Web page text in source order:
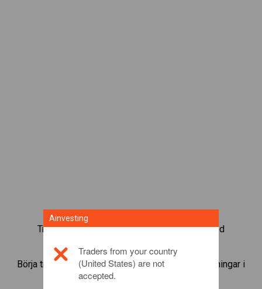
Trada mer än 1 000 internationella fonder med
Börja trada CFD:er i3i Group. Få kurser och utdelningar i
realtid som om du själv ägde fonden.
Ainvesting
Traders from your country
(United States) are not
accepted.